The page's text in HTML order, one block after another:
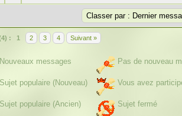
: 1 2 3 4 Suivant »
Nouveaux messages
Sujet populaire (Nouveau)
Sujet populaire (Ancien)
Pas de nouveau
Vous avez
Sujet fermé